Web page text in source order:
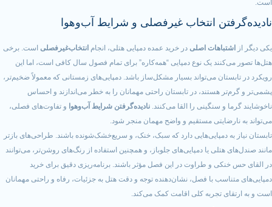
انتخاب غیرفصلی و شرایط آب‌وهوا
اصلی در خرید عمده دمپایی هتلی، انجامانتخاب‌غیرفصلی است. برخی
یک نوع دمپایی “همه‌کاره” برای تمام فصول سال کافی است، اما این
می‌تواند بسیار مشکل‌ساز باشد. دمپایی‌های زمستانی که معمولاً ضخیم‌تر،
هستند، در تابستان راحتی مهمانان را به خطر می‌اندازند و احساس
سنگینی را القا می‌کنند. نادیده‌گرفتن شرایط آب‌وهواو تفاوت‌های فصلی،
مستقیم و واضح مهمان منجر شود.
دمپایی‌هایی دارد که سبک، خنک، و سریع‌خشک‌شونده باشند. طراحی‌های بازتر
یا دمپایی‌های جلوباز، و همچنین استفاده از رنگ‌های روشن‌تر، می‌توانند
و طراوت در این فصل مؤثر باشند. برنامه‌ریزی دقیق برای خرید
با فصل، نشان‌دهنده توجه و دقت هتل به جزئیات، رفاه و راحتی مهمانان
تجربه کلی اقامت کمک می‌کند.